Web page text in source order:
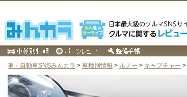
車・自動車SNSみんカラ > 車種別情報 > ルノー > キャプチャー >